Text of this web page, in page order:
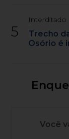
5
Interditado
Trecho
Osório é
Você